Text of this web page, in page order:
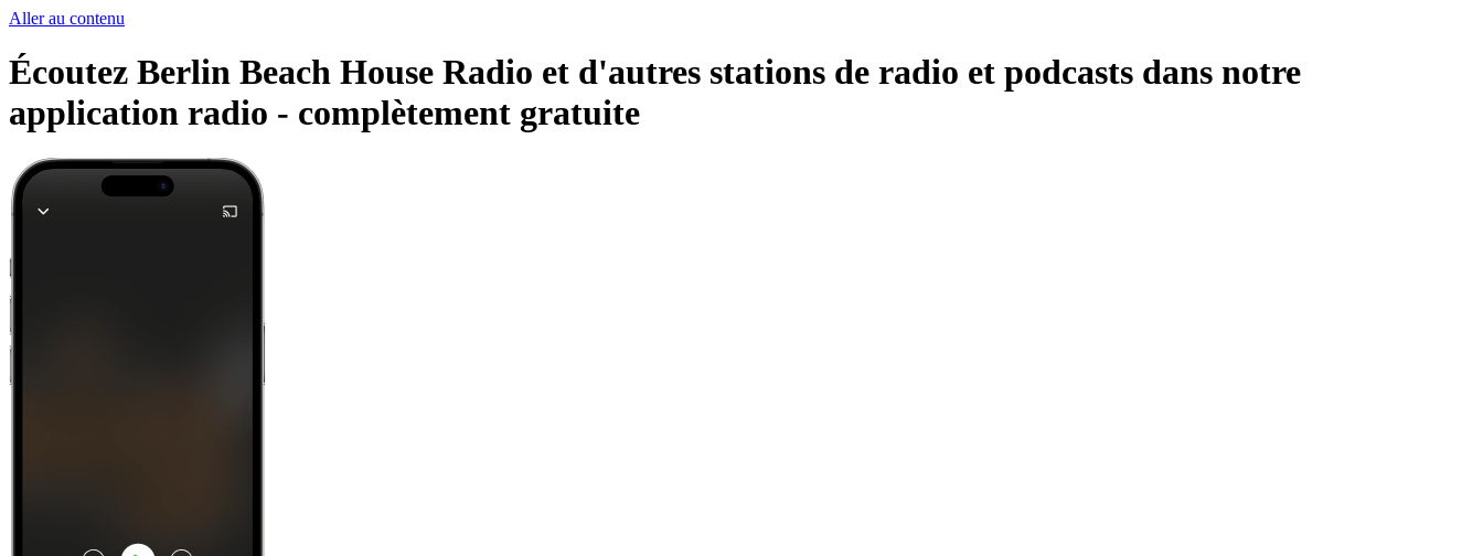
Aller au contenu
Écoutez Berlin Beach House Radio et d'autres stations de radio et podcasts dans notre
application radio - complètement gratuite